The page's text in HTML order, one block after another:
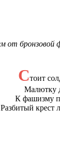
от
Стоит
Малютку
К фашизму
Разбитый крест